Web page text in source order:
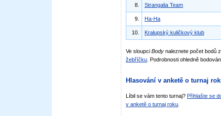
8. Strangalia Team
9. Ha-Ha
10. Kralupský kuličkový klub
Ve sloupci Body naleznete počet bodů
žebříčku . Podrobnosti ohledně
Hlasování v anketě o turnaj
Líbil se vám tento turnaj? Přihlašte se
v anketě o turnaj roku